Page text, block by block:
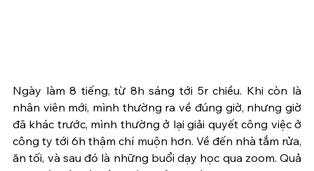
Ngày làm 8 tiếng, từ 8h sáng tới 5r chiều. Khi còn là
nhân viên mới, mình thường ra về đúng giờ, nhưng giờ
đã khác trước, mình thường ở lại giải quyết công việc ở
công ty tới 6h thậm chí muộn hơn. Về đến nhà tắm rửa,
ăn tối, và sau đó là những buổi dạy học qua zoom. Quả